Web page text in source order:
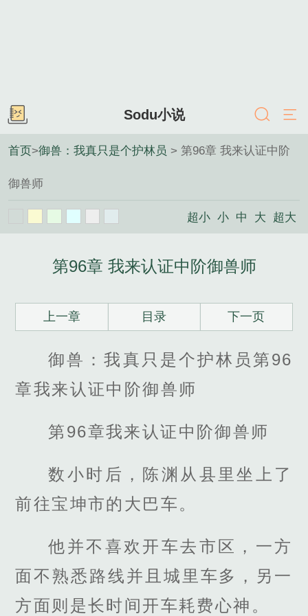
Sodu小说
首页>御兽：我真只是个护林员 > 第96章 我来认证中阶
御兽师
超小 小 中 大 超大
第96章 我来认证中阶御兽师
上一章 目录 下一页
御兽：我真只是个护林员第96
章我来认证中阶御兽师
第96章我来认证中阶御兽师
数小时后，陈渊从县里坐上了
前往宝坤市的大巴车。
他并不喜欢开车去市区，一方
面不熟悉路线并且城里车多，另一
方面则是长时间开车耗费心神。